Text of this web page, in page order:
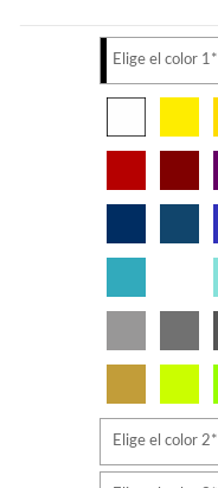
Elige el color 1*
Elige el color 2*